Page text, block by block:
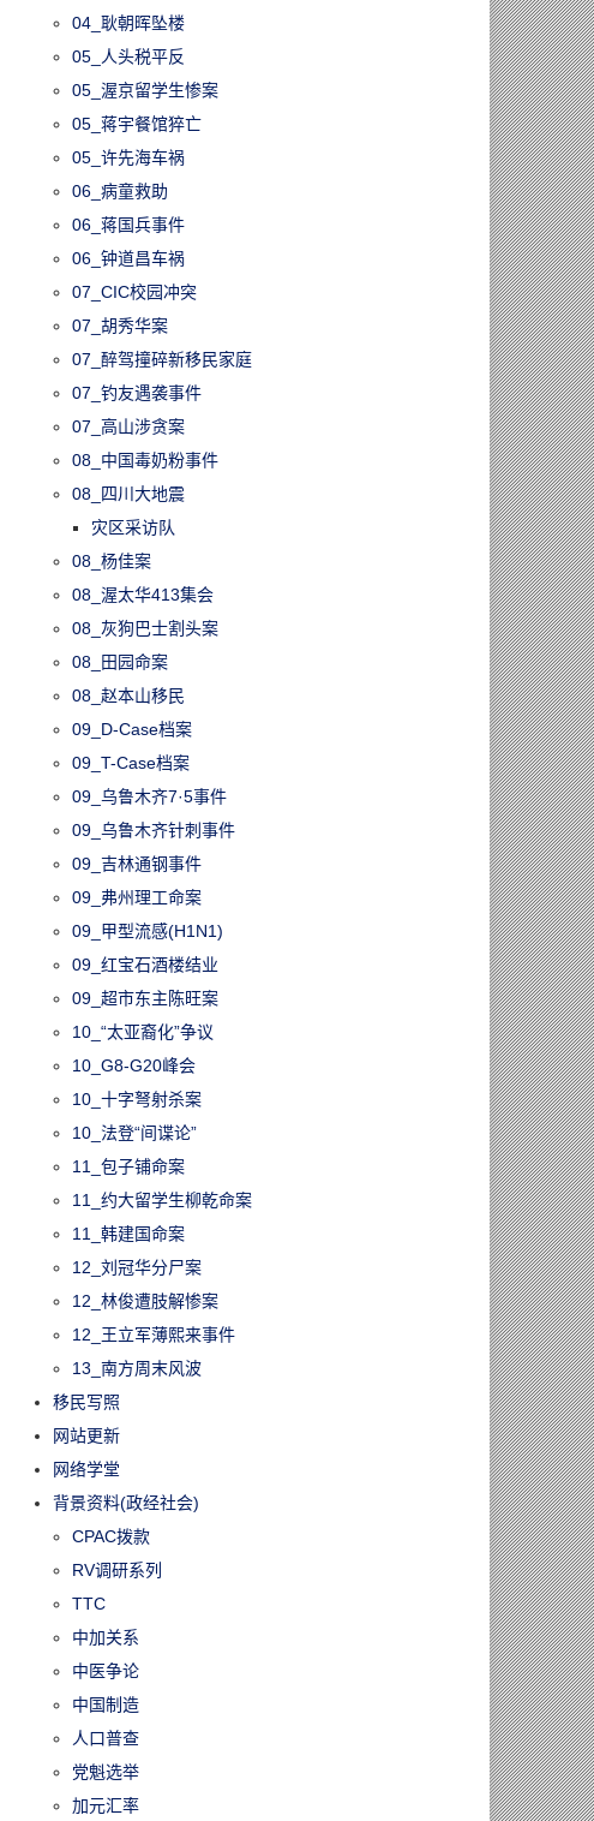
04_耿朝晖坠楼
05_人头税平反
05_渥京留学生惨案
05_蒋宇餐馆猝亡
05_许先海车祸
06_病童救助
06_蒋国兵事件
06_钟道昌车祸
07_CIC校园冲突
07_胡秀华案
07_醉驾撞碎新移民家庭
07_钓友遇袭事件
07_高山涉贪案
08_中国毒奶粉事件
08_四川大地震
灾区采访队
08_杨佳案
08_渥太华413集会
08_灰狗巴士割头案
08_田园命案
08_赵本山移民
09_D-Case档案
09_T-Case档案
09_乌鲁木齐7·5事件
09_乌鲁木齐针刺事件
09_吉林通钢事件
09_弗州理工命案
09_甲型流感(H1N1)
09_红宝石酒楼结业
09_超市东主陈旺案
10_“太亚裔化”争议
10_G8-G20峰会
10_十字弩射杀案
10_法登“间谍论”
11_包子铺命案
11_约大留学生柳乾命案
11_韩建国命案
12_刘冠华分尸案
12_林俊遭肢解惨案
12_王立军薄熙来事件
13_南方周末风波
移民写照
网站更新
网络学堂
背景资料(政经社会)
CPAC拨款
RV调研系列
TTC
中加关系
中医争论
中国制造
人口普查
党魁选举
加元汇率